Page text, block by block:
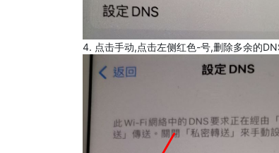
4. 点击手动,点击左侧红色-号,删除多余的